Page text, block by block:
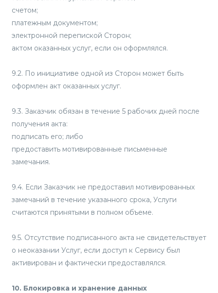
счетом;
платежным документом;
электронной перепиской Сторон;
актом оказанных услуг, если он оформлялся.
9.2. По инициативе одной из Сторон может быть
оформлен акт оказанных услуг.
9.3. Заказчик обязан в течение 5 рабочих дней после
получения акта:
подписать его; либо
предоставить мотивированные письменные
замечания.
9.4. Если Заказчик не предоставил мотивированных
замечаний в течение указанного срока, Услуги
считаются принятыми в полном объеме.
9.5. Отсутствие подписанного акта не свидетельствует
о неоказании Услуг, если доступ к Сервису был
активирован и фактически предоставлялся.
10. Блокировка и хранение данных